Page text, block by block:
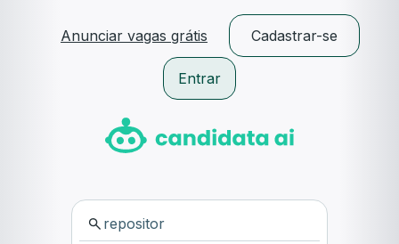
Anunciar vagas grátis Cadastrar-se
Entrar